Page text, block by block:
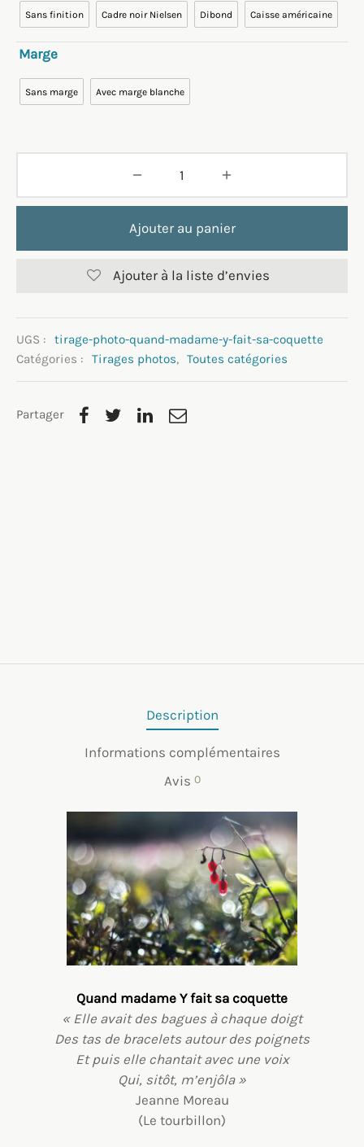
Sans finition Cadre noir Nielsen Dibond Caisse américaine
Marge
Sans marge Avec marge blanche
Ajouter au panier
Ajouter à la liste d’envies
UGS :
tirage-photo-quand-madame-y-fait-sa-coquette
Catégories :
Tirages photos, Toutes catégories
Partager
Description
Informations complémentaires
Avis 0
Quand madame Y fait sa coquette
« Elle avait des bagues à chaque doigt
Des tas de bracelets autour des poignets
Et puis elle chantait avec une voix
Qui, sitôt, m’enjôla »
Jeanne Moreau
(Le tourbillon)